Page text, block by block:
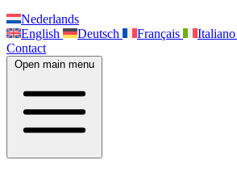
Nederlands
English
Deutsch Français Italiano
Contact
Open main menu